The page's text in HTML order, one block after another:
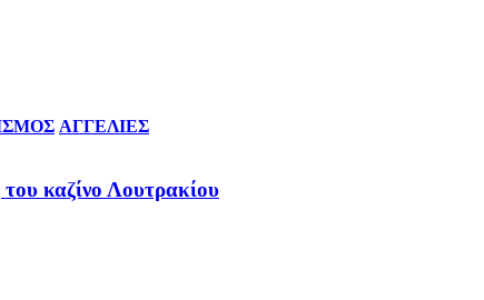
ΑΓΓΕΛΙΕΣ
καζίνο Λουτρακίου